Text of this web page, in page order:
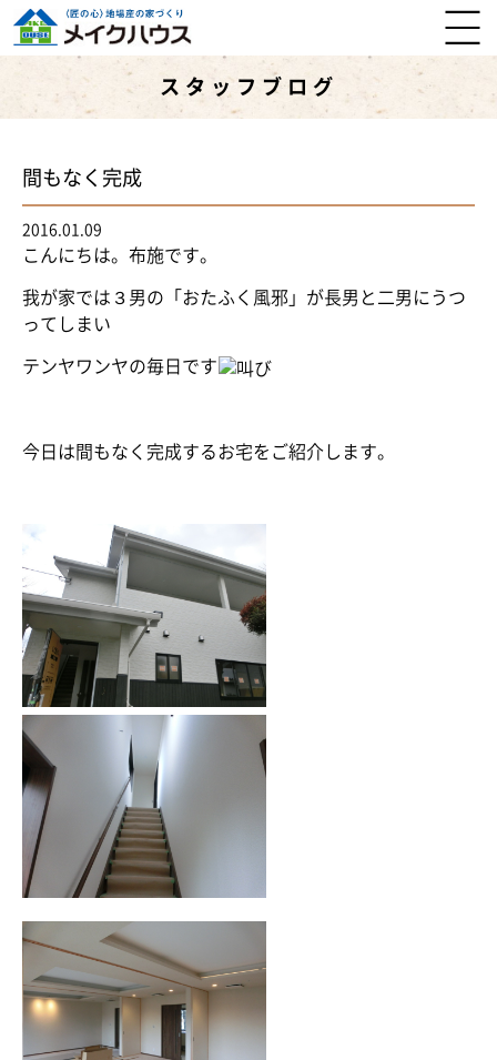
スタッフブログ
間もなく完成
2016.01.09
こんにちは。布施です。
我が家では３男の「おたふく風邪」が長男と二男にうつ
ってしまい
テンヤワンヤの毎日です
今日は間もなく完成するお宅をご紹介します。